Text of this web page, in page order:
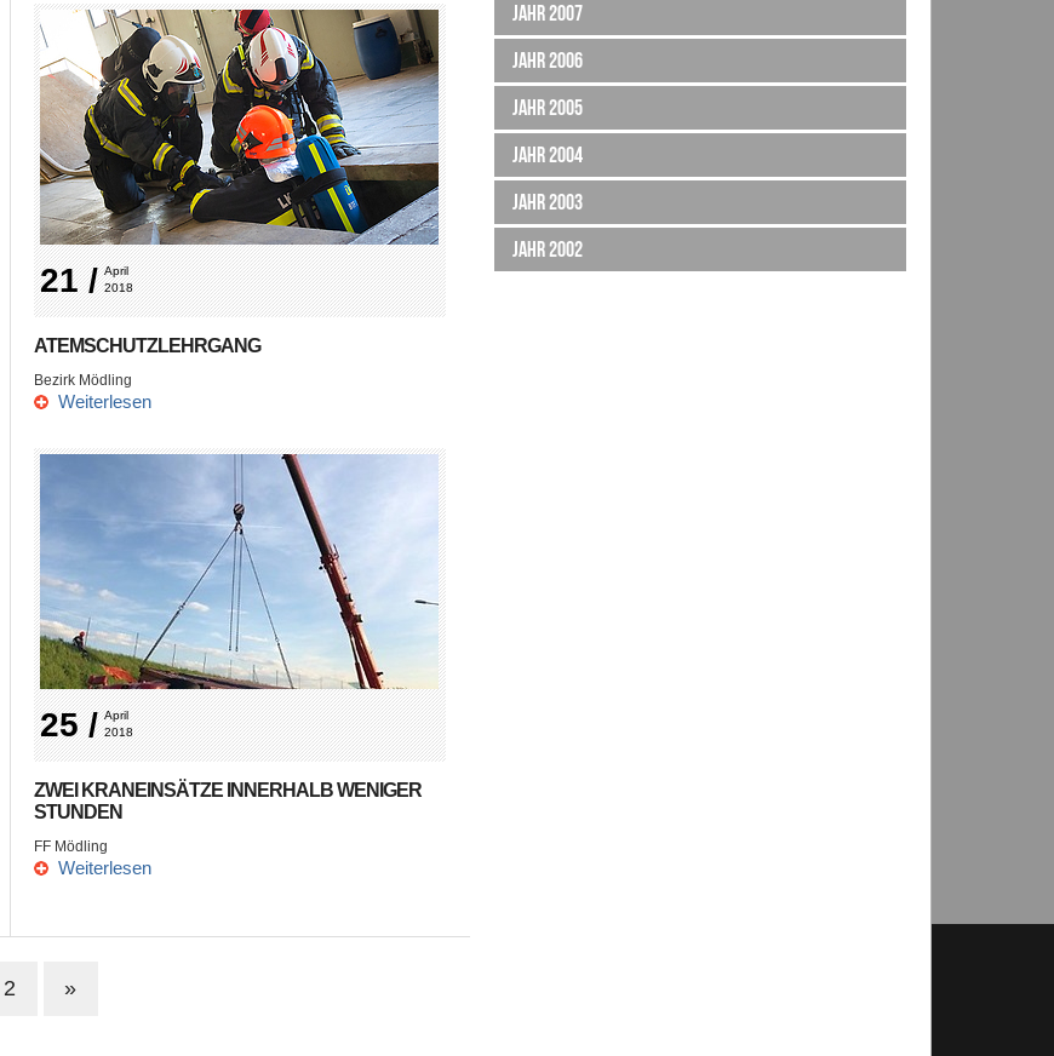
21 / April
2018
ATEMSCHUTZLEHRGANG
Bezirk Mödling
Weiterlesen
25 / April
2018
ZWEI KRANEINSÄTZE INNERHALB WENIGER
STUNDEN
FF Mödling
Weiterlesen
2 »
Jahr 2007
Jahr 2006
Jahr 2005
Jahr 2004
Jahr 2003
Jahr 2002